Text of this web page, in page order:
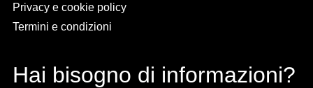
Privacy e cookie policy
Termini e condizioni
Hai bisogno di informazioni?